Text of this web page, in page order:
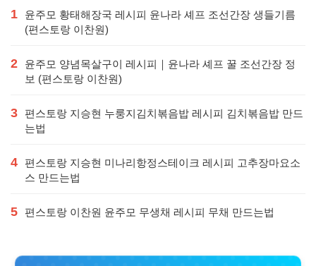
1
윤주모 황태해장국 레시피 윤나라 셰프 조선간장 생들기름
(편스토랑 이찬원)
2
윤주모 양념목살구이 레시피｜윤나라 셰프 꿀 조선간장 정
보 (편스토랑 이찬원)
3
편스토랑 지승현 누룽지김치볶음밥 레시피 김치볶음밥 만드
는법
4
편스토랑 지승현 미나리항정스테이크 레시피 고추장마요소
스 만드는법
5 편스토랑 이찬원 윤주모 무생채 레시피 무채 만드는법